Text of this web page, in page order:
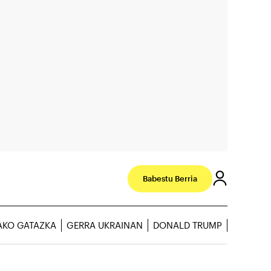
Babestu Berria
GATAZKA GERRA UKRAINAN DONALD TRUMP